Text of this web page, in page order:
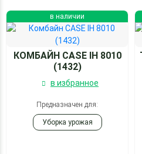
в наличии
КОМБАЙН CASE IH 8010
(1432)
в избранное
Предназначен для:
Уборка урожая